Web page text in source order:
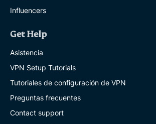
Influencers
Get Help
Asistencia
VPN Setup Tutorials
Tutoriales de configuración de VPN
Preguntas frecuentes
Contact support